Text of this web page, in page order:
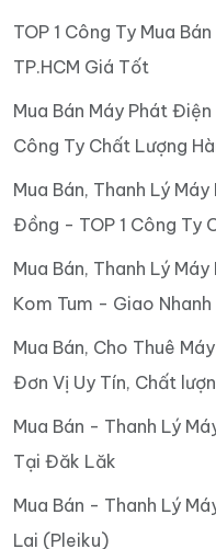
TOP 1 Công Ty Mua
TP.HCM Giá Tốt
Mua Bán Máy Phát
Công Ty Chất Lượng
Mua Bán, Thanh Lý
Đồng - TOP 1 Công Ty
Mua Bán, Thanh Lý
Kom Tum - Giao
Mua Bán, Cho Thuê
Đơn Vị Uy Tín, Chất
Mua Bán - Thanh Lý
Tại Đăk Lăk
Mua Bán - Thanh Lý
Lai (Pleiku)